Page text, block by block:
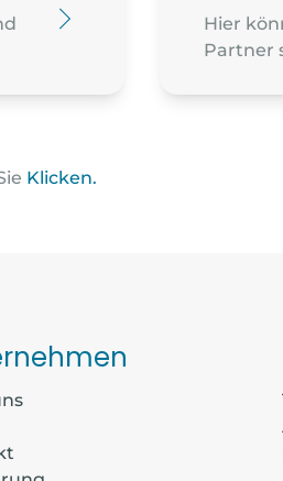
CLIMENSERVICES
35 RUE PAULE RAYMONDIS
0442540430
ALPHA SECURITE
1 TER RUE DU GARGAL ZAE
Hier
Partner
Klicken.